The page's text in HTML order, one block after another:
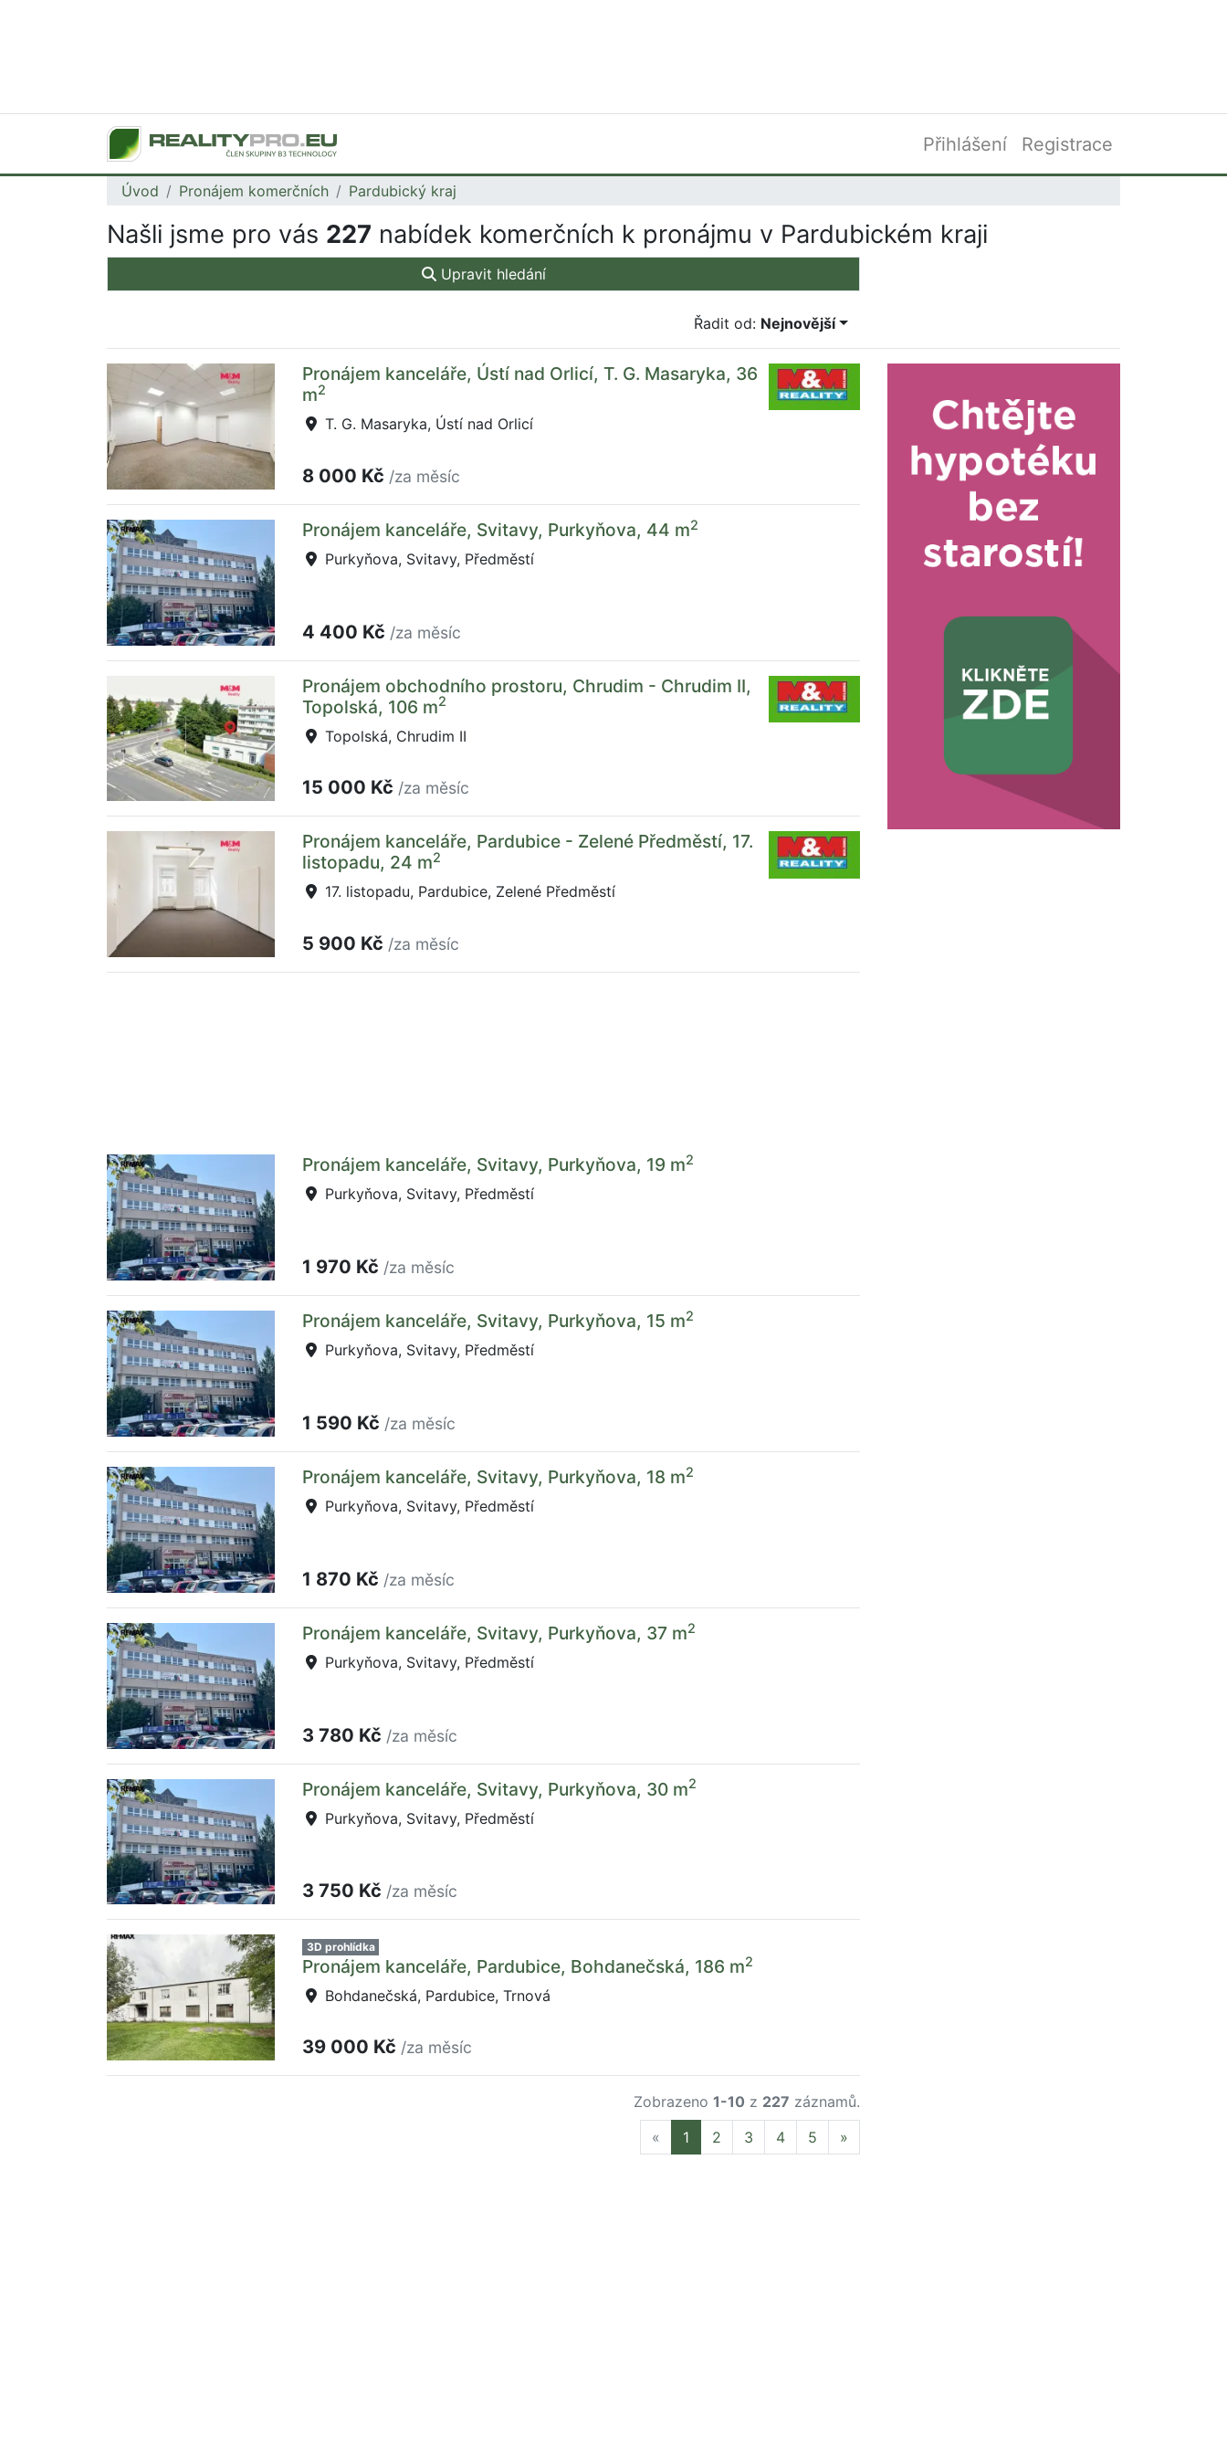
Přihlášení Registrace
Úvod Pronájem komerčních Pardubický kraj
Našli jsme pro vás 227 nabídek komerčních k pronájmu v Pardubickém kraji
Upravit hledání
Řadit od: Nejnovější
Pronájem kanceláře, Ústí nad Orlicí, T. G. Masaryka, 36
m2
T. G. Masaryka, Ústí nad Orlicí
8 000 Kč /za měsíc
Pronájem kanceláře, Svitavy, Purkyňova, 44 m2
Purkyňova, Svitavy, Předměstí
4 400 Kč /za měsíc
Pronájem obchodního prostoru, Chrudim - Chrudim II,
Topolská, 106 m2
Topolská, Chrudim II
15 000 Kč /za měsíc
Pronájem kanceláře, Pardubice - Zelené Předměstí, 17.
listopadu, 24 m2
17. listopadu, Pardubice, Zelené Předměstí
5 900 Kč /za měsíc
Pronájem kanceláře, Svitavy, Purkyňova, 19 m2
Purkyňova, Svitavy, Předměstí
1 970 Kč /za měsíc
Pronájem kanceláře, Svitavy, Purkyňova, 15 m2
Purkyňova, Svitavy, Předměstí
1 590 Kč /za měsíc
Pronájem kanceláře, Svitavy, Purkyňova, 18 m2
Purkyňova, Svitavy, Předměstí
1 870 Kč /za měsíc
Pronájem kanceláře, Svitavy, Purkyňova, 37 m2
Purkyňova, Svitavy, Předměstí
3 780 Kč /za měsíc
Pronájem kanceláře, Svitavy, Purkyňova, 30 m2
Purkyňova, Svitavy, Předměstí
3 750 Kč /za měsíc
3D prohlídka
Pronájem kanceláře, Pardubice, Bohdanečská, 186 m2
Bohdanečská, Pardubice, Trnová
39 000 Kč /za měsíc
Zobrazeno 1-10 z 227 záznamů.
« Previous
1 2 3 4 5 »